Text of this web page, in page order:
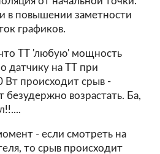
в повышении заметности
графиков.
ТТ 'любую' мощность
датчику на ТТ при
происходит срыв -
безудержно возрастать. Ба,
- если смотреть на
то срыв происходит